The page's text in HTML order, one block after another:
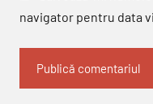
navigator pentru data